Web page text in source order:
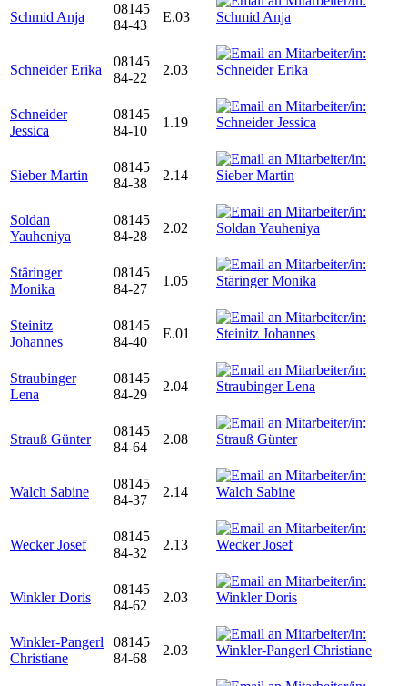
Schmid Anja
08145
84-43
E.03
Schneider Erika
08145
84-22
2.03
Schneider
Jessica
08145
84-10
1.19
Sieber Martin
08145
84-38
2.14
Soldan
Yauheniya
08145
84-28
2.02
Stäringer
Monika
08145
84-27
1.05
Steinitz
Johannes
08145
84-40
E.01
Straubinger
Lena
08145
84-29
2.04
Strauß Günter
08145
84-64
2.08
Walch Sabine
08145
84-37
2.14
Wecker Josef
08145
84-32
2.13
Winkler Doris
08145
84-62
2.03
Winkler-Pangerl
Christiane
08145
84-68
2.03